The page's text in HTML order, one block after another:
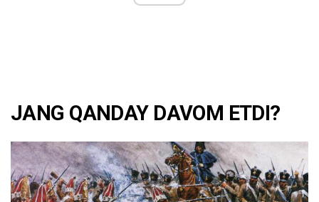
JANG QANDAY DAVOM ETDI?